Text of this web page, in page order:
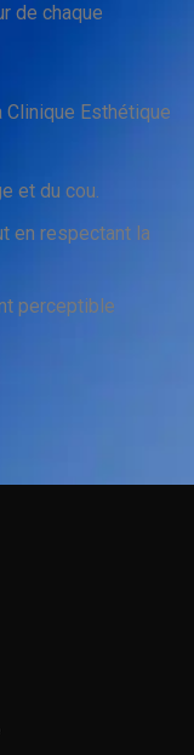
de chaque
Esthétique
et du cou.
en respectant la
perceptible